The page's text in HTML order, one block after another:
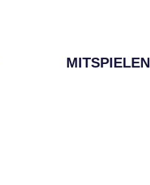
MITSPIELEN